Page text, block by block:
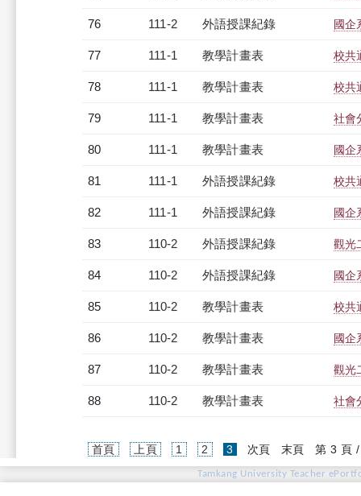
76 111-2 外語授課紀錄 國企
77 111-1 教學計畫表 校共
78 111-1 教學計畫表 校共
79 111-1 教學計畫表 社會
80 111-1 教學計畫表 國企
81 111-1 外語授課紀錄 校共
82 111-1 外語授課紀錄 國企
83 110-2 外語授課紀錄 觀光
84 110-2 外語授課紀錄 國企
85 110-2 教學計畫表 校共
86 110-2 教學計畫表 國企
87 110-2 教學計畫表 觀光
88 110-2 教學計畫表 社會
首頁 上頁 1 2 3 (current)
次頁 末頁 第 3 頁
Tamkang University Teacher